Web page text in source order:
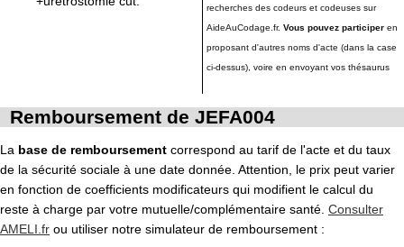
recherches des codeurs et codeuses sur
AideAuCodage.fr. Vous pouvez participer en
proposant d'autres noms d'acte (dans la case
ci-dessus), voire en envoyant vos thésaurus
Remboursement de JEFA004
La base de remboursement correspond au tarif de l'acte et du taux
de la sécurité sociale à une date donnée. Attention, le prix peut varier
en fonction de coefficients modificateurs qui modifient le calcul du
reste à charge par votre mutuelle/complémentaire santé. Consulter
AMELI.fr ou utiliser notre simulateur de remboursement :